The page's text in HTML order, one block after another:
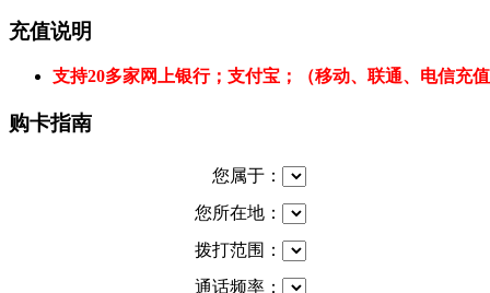
充值说明
支持20多家网上银行；支付宝；（移动、联通、电信充
购卡指南
您属于：
您所在地：
拨打范围：
通话频率：